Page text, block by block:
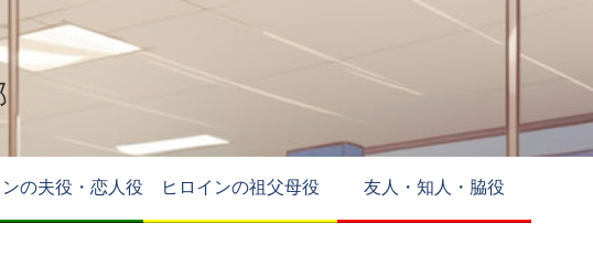
ンの夫役・恋人役 ヒロインの祖父母役 友人・知人・脇役